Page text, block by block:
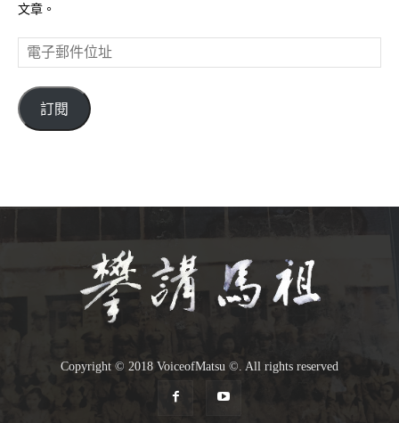
文章。
電
子
件
位
訂閱
Copyright © 2018 VoiceofMatsu ©. All rights reserved